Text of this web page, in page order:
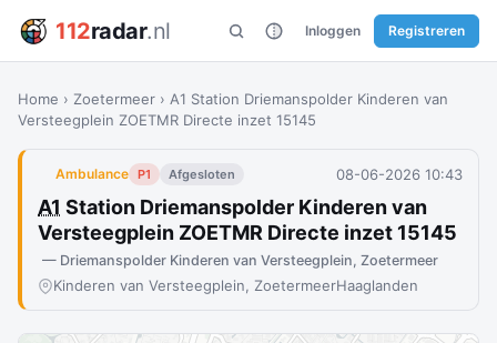
112radar.nl Inloggen Registreren
Home › Zoetermeer › A1 Station Driemanspolder Kinderen van
Versteegplein ZOETMR Directe inzet 15145
Ambulance P1 Afgesloten 08-06-2026 10:43
A1 Station Driemanspolder Kinderen van
Versteegplein ZOETMR Directe inzet 15145
— Driemanspolder Kinderen van Versteegplein, Zoetermeer
Kinderen van Versteegplein, ZoetermeerHaaglanden